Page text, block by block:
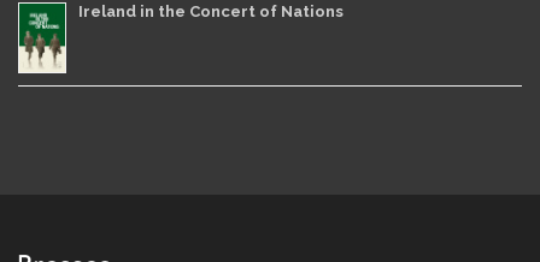
Ireland in the Concert of Nations